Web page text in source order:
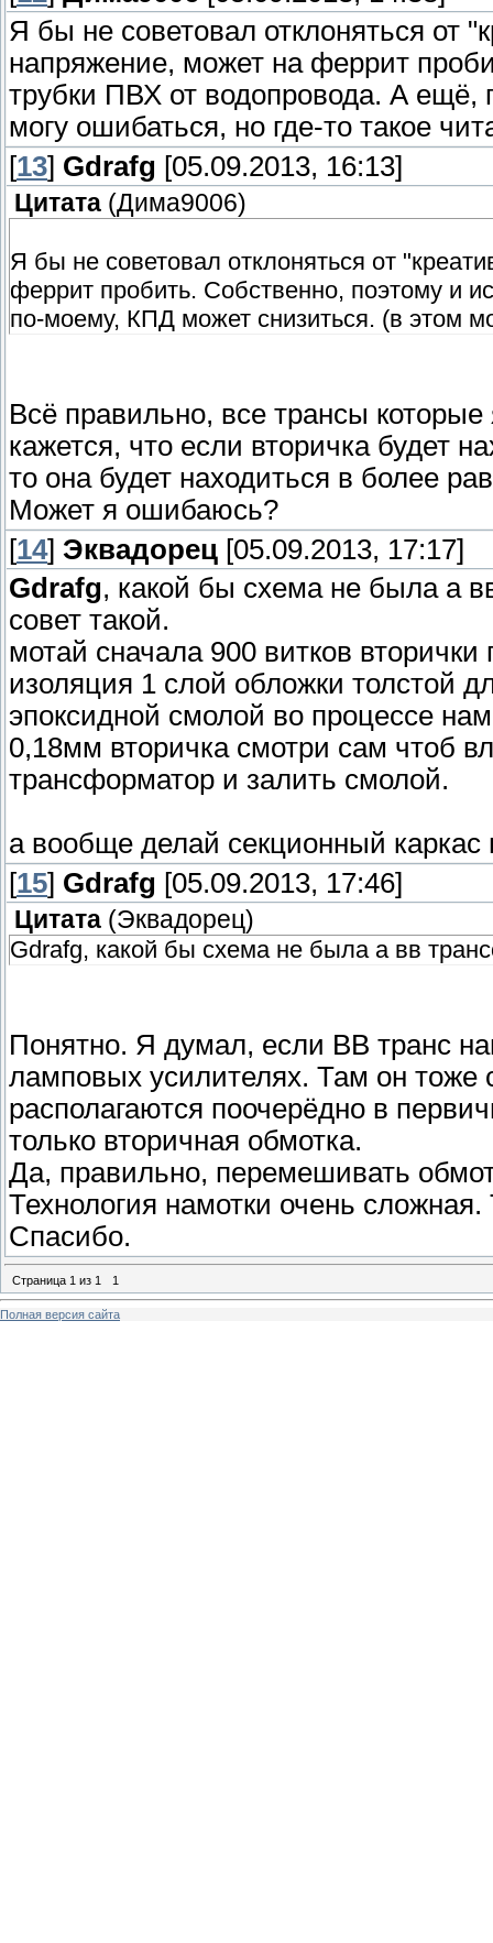
Я бы не советовал отклоняться от
напряжение, может на феррит
трубки ПВХ от водопровода. А
могу ошибаться, но где-то такое
[13] Gdrafg [05.09.2013, 16:13]
Цитата (Дима9006)
Я бы не советовал отклоняться от
феррит пробить. Собственно, поэтому и
по-моему, КПД может снизиться. (в этом
Всё правильно, все трансы
кажется, что если вторичка будет
то она будет находиться в более
Может я ошибаюсь?
[14] Эквадорец [05.09.2013, 17:17]
Gdrafg, какой бы схема не была а
совет такой.
мотай сначала 900 витков вторички
изоляция 1 слой обложки толстой
эпоксидной смолой во процессе
0,18мм вторичка смотри сам чтоб
трансформатор и залить смолой.
а вообще делай секционный
[15] Gdrafg [05.09.2013, 17:46]
Цитата (Эквадорец)
Gdrafg, какой бы схема не была а вв
Понятно. Я думал, если ВВ транс
ламповых усилителях. Там он тоже
располагаются поочерёдно в
только вторичная обмотка.
Да, правильно, перемешивать
Технология намотки очень сложная.
Спасибо.
Страница 1 из 1 1
Полная версия сайта